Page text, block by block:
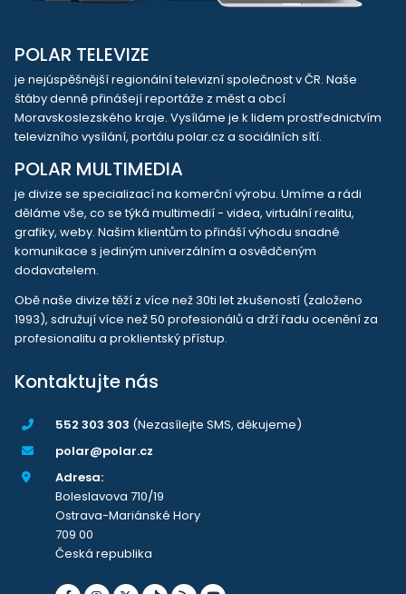
POLAR TELEVIZE
je nejúspěšnější regionální televizní společnost v ČR. Naše
štáby denně přinášejí reportáže z měst a obcí
Moravskoslezského kraje. Vysíláme je k lidem prostřednictvím
televizního vysílání, portálu polar.cz a sociálních sítí.
POLAR MULTIMEDIA
je divize se specializací na komerční výrobu. Umíme a rádi
děláme vše, co se týká multimedií - videa, virtuální realitu,
grafiky, weby. Našim klientům to přináší výhodu snadné
komunikace s jediným univerzálním a osvědčeným
dodavatelem.
Obě naše divize těží z více než 30ti let zkušeností (založeno
1993), sdružují více než 50 profesionálů a drží řadu ocenění za
profesionalitu a proklientský přístup.
Kontaktujte nás
552 303 303 (Nezasílejte SMS, děkujeme)
polar@polar.cz
Adresa:
Boleslavova 710/19
Ostrava-Mariánské Hory
709 00
Česká republika